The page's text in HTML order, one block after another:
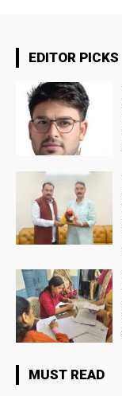
EDITOR PICKS
MUST READ